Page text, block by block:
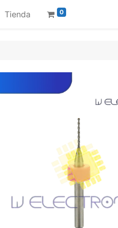
Tienda 0